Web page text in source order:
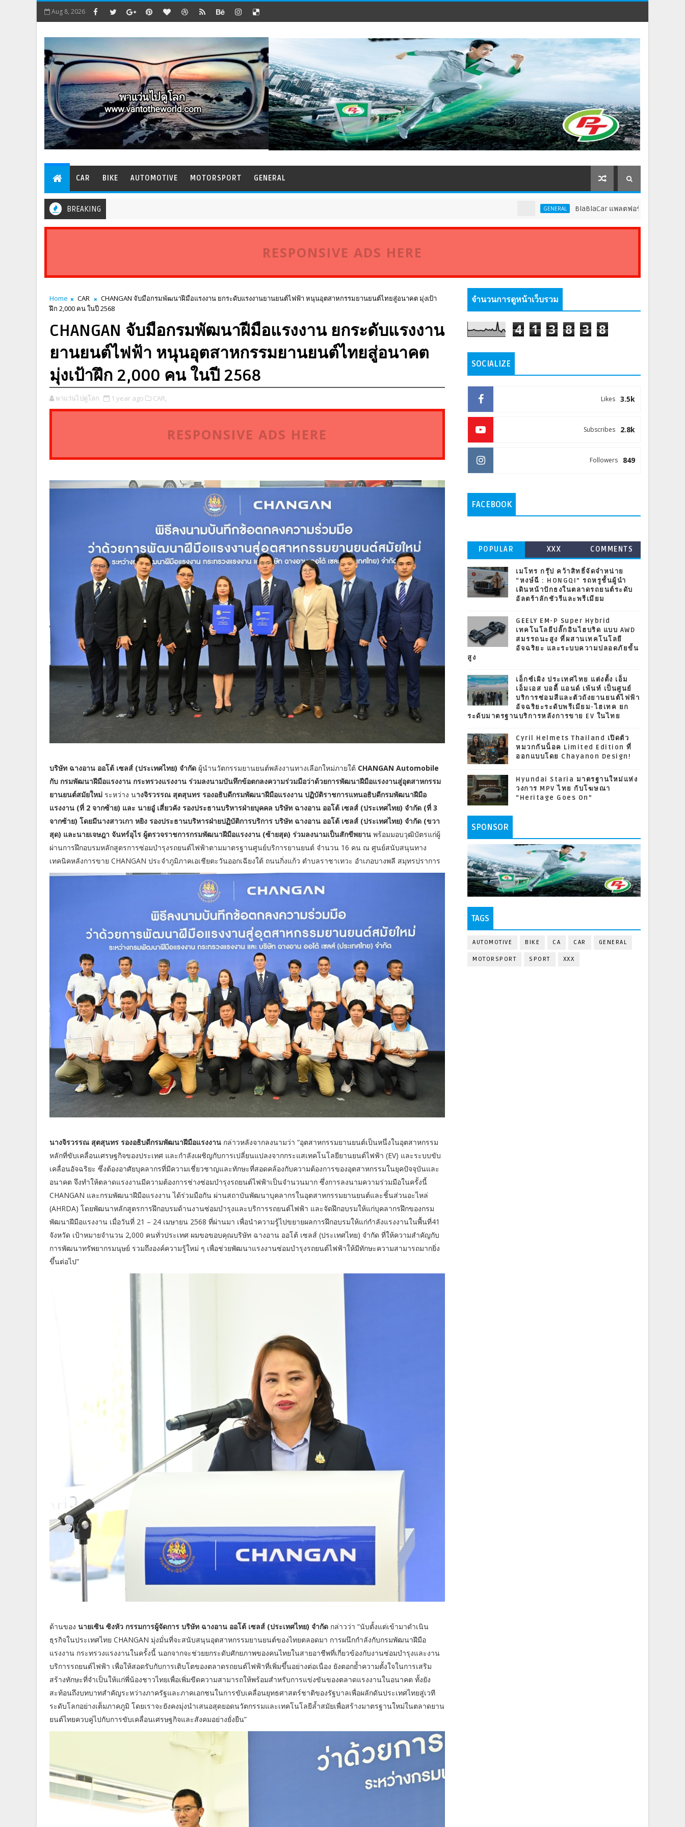
Aug 8, 2026
CAR BIKE AUTOMOTIVE MOTORSPORT GENERAL
BREAKING BlaBlaCar แพลตฟอร์มคาร์พูลชั้นนำระดับโลก ป
RESPONSIVE ADS HERE
Home CAR
CHANGAN จับมือกรมพัฒนาฝีมือแรงงาน ยกระดับแรงงานยานยนต์ไฟฟ้า หนุนอุตสาหกรรมยานยนต์ไทยสู่อนาคต มุ่งเป้า
ฝึก 2,000 คน ในปี 2568
CHANGAN จับมือกรมพัฒนาฝีมือแรงงาน ยกระดับแรงงาน
ยานยนต์ไฟฟ้า หนุนอุตสาหกรรมยานยนต์ไทยสู่อนาคต
มุ่งเป้าฝึก 2,000 คน ในปี 2568
พาแว่นไปดูโลก 1 year ago CAR,
RESPONSIVE ADS HERE
บริษัท ฉางอาน ออโต้ เซลส์ (ประเทศไทย) จำกัด ผู้นำนวัตกรรมยานยนต์พลังงานทางเลือกใหม่ภายใต้ CHANGAN Automobile
กับ กรมพัฒนาฝีมือแรงงาน กระทรวงแรงงาน ร่วมลงนามบันทึกข้อตกลงความร่วมมือว่าด้วยการพัฒนาฝีมือแรงงานสู่อุตสาหกรรม
ยานยนต์สมัยใหม่ ระหว่าง นางจิรวรรณ สุตสุนทร รองอธิบดีกรมพัฒนาฝีมือแรงงาน ปฏิบัติราชการแทนอธิบดีกรมพัฒนาฝีมือ
แรงงาน (ที่ 2 จากซ้าย) และ นายอู๋ เสี่ยวคัง รองประธานบริหารฝ่ายบุคคล บริษัท ฉางอาน ออโต้ เซลส์ (ประเทศไทย) จำกัด (ที่ 3
จากซ้าย) โดยมีนางสาวเกา หยิง รองประธานบริหารฝ่ายปฏิบัติการบริการ บริษัท ฉางอาน ออโต้ เซลส์ (ประเทศไทย) จำกัด (ขวา
สุด) และนายเจษฎา จันทร์อุไร ผู้ตรวจราชการกรมพัฒนาฝีมือแรงงาน (ซ้ายสุด) ร่วมลงนามเป็นสักขีพยาน พร้อมมอบวุฒิบัตรแก่ผู้
ผ่านการฝึกอบรมหลักสูตรการซ่อมบำรุงรถยนต์ไฟฟ้าตามมาตรฐานศูนย์บริการยานยนต์ จำนวน 16 คน ณ ศูนย์สนับสนุนทาง
เทคนิคหลังการขาย CHANGAN ประจำภูมิภาคเอเชียตะวันออกเฉียงใต้ ถนนกิ่งแก้ว ตำบลราชาเทวะ อำเภอบางพลี สมุทรปราการ
นางจิรวรรณ สุตสุนทร รองอธิบดีกรมพัฒนาฝีมือแรงงาน กล่าวหลังจากลงนามว่า “อุตสาหกรรมยานยนต์เป็นหนึ่งในอุตสาหกรรม
หลักที่ขับเคลื่อนเศรษฐกิจของประเทศ และกำลังเผชิญกับการเปลี่ยนแปลงจากกระแสเทคโนโลยียานยนต์ไฟฟ้า (EV) และระบบขับ
เคลื่อนอัจฉริยะ ซึ่งต้องอาศัยบุคลากรที่มีความเชี่ยวชาญและทักษะที่สอดคล้องกับความต้องการของอุตสาหกรรมในยุคปัจจุบันและ
อนาคต จึงทำให้ตลาดแรงงานมีความต้องการช่างซ่อมบำรุงรถยนต์ไฟฟ้าเป็นจำนวนมาก ซึ่งการลงนามความร่วมมือในครั้งนี้
CHANGAN และกรมพัฒนาฝีมือแรงงาน ได้ร่วมมือกัน ผ่านสถาบันพัฒนาบุคลากรในอุตสาหกรรมยานยนต์และชิ้นส่วนอะไหล่
(AHRDA) โดยพัฒนาหลักสูตรการฝึกอบรมด้านงานซ่อมบำรุงและบริการรถยนต์ไฟฟ้า และจัดฝึกอบรมให้แก่บุคลากรฝึกของกรม
พัฒนาฝีมือแรงงาน เมื่อวันที่ 21 – 24 เมษายน 2568 ที่ผ่านมา เพื่อนำความรู้ไปขยายผลการฝึกอบรมให้แก่กำลังแรงงานในพื้นที่41
จังหวัด เป้าหมายจำนวน 2,000 คนทั่วประเทศ ผมขอขอบคุณบริษัท ฉางอาน ออโต้ เซลส์ (ประเทศไทย) จำกัด ที่ให้ความสำคัญกับ
การพัฒนาทรัพยากรมนุษย์ รวมถึงองค์ความรู้ใหม่ ๆ เพื่อช่วยพัฒนาแรงงานซ่อมบำรุงรถยนต์ไฟฟ้าให้มีทักษะความสามารถมากยิ่ง
ขึ้นต่อไป”
ด้านของ นายเซิน ซิงหัว กรรมการผู้จัดการ บริษัท ฉางอาน ออโต้ เซลส์ (ประเทศไทย) จำกัด กล่าวว่า “นับตั้งแต่เข้ามาดำเนิน
ธุรกิจในประเทศไทย CHANGAN มุ่งมั่นที่จะสนับสนุนอุตสาหกรรมยานยนต์ของไทยตลอดมา การผนึกกำลังกับกรมพัฒนาฝีมือ
แรงงาน กระทรวงแรงงานในครั้งนี้ นอกจากจะช่วยยกระดับศักยภาพของคนไทยในสายอาชีพที่เกี่ยวข้องกับงานซ่อมบำรุงและงาน
บริการรถยนต์ไฟฟ้า เพื่อให้สอดรับกับการเติบโตของตลาดรถยนต์ไฟฟ้าที่เพิ่มขึ้นอย่างต่อเนื่อง ยังตอกย้ำความตั้งใจในการเสริม
สร้างทักษะที่จำเป็นให้แก่พี่น้องชาวไทยเพื่อเพิ่มขีดความสามารถให้พร้อมสำหรับการแข่งขันของตลาดแรงงานในอนาคต ทั้งยัง
สะท้อนถึงบทบาทสำคัญระหว่างภาครัฐและภาคเอกชนในการขับเคลื่อนยุทธศาสตร์ชาติของรัฐบาลเพื่อผลักดันประเทศไทยสู่เวที
ระดับโลกอย่างเต็มภาคภูมิ โดยเราจะยังคงมุ่งนำเสนอสุดยอดนวัตกรรมและเทคโนโลยีล้ำสมัยเพื่อสร้างมาตรฐานใหม่ในตลาดยาน
ยนต์ไทยควบคู่ไปกับการขับเคลื่อนเศรษฐกิจและสังคมอย่างยั่งยืน”
จำนวนการดูหน้าเว็บรวม
4 1 3 8 3 8
SOCIALIZE
3.5k
Likes
2.8k
Subscribes
849
Followers
FACEBOOK
POPULAR XXX COMMENTS
เมโทร กรุ๊ป คว้าสิทธิ์จัดจำหน่าย
“หงษ์ฉี : HONGQI” รถหรูชั้นผู้นำ
เดินหน้าปักธงในตลาดรถยนต์ระดับ
อัลตร้าลักชัวรีและพรีเมียม
GEELY EM-P Super Hybrid
เทคโนโลยีปลั๊กอินไฮบริด แบบ AWD
สมรรถนะสูง ที่ผสานเทคโนโลยี
อัจฉริยะ และระบบความปลอดภัยขั้น
สูง
เอ็กซ์เผิง ประเทศไทย แต่งตั้ง เอ็ม
เอ็มเอส บอดี้ แอนด์ เพ้นท์ เป็นศูนย์
บริการซ่อมสีและตัวถังยานยนต์ไฟฟ้า
อัจฉริยะระดับพรีเมียม-ไฮเทค ยก
ระดับมาตรฐานบริการหลังการขาย EV ในไทย
Cyril Helmets Thailand เปิดตัว
หมวกกันน็อค Limited Edition ที่
ออกแบบโดย Chayanon Design!
Hyundai Staria มาตรฐานใหม่แห่ง
วงการ MPV ไทย กับโฆษณา
“Heritage Goes On”
SPONSOR
TAGS
AUTOMOTIVE BIKE CA CAR GENERAL
MOTORSPORT SPORT XXX